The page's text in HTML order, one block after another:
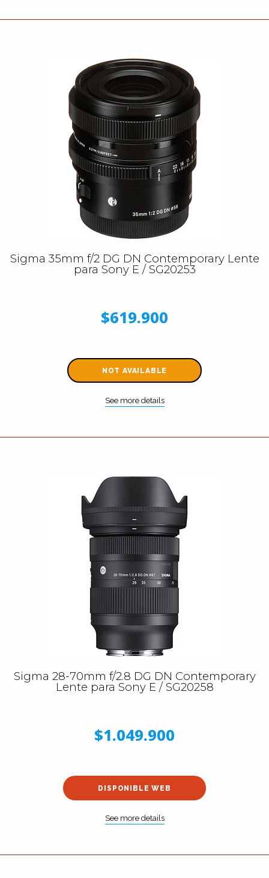
Sigma 35mm f/2 DG DN Contemporary Lente
para Sony E / SG20253
$619.900
NOT AVAILABLE
See more details
Sigma 28-70mm f/2.8 DG DN Contemporary
Lente para Sony E / SG20258
$1.049.900
DISPONIBLE WEB
See more details